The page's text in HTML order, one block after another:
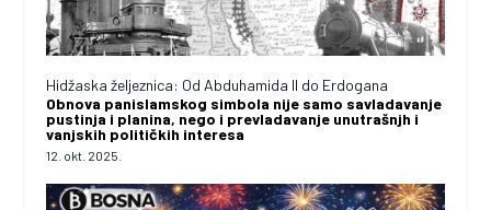
Hidžaska željeznica: Od Abduhamida II do Erdogana
Obnova panislamskog simbola nije samo savladavanje
pustinja i planina, nego i prevladavanje unutrašnjh i
vanjskih političkih interesa
12. okt. 2025.